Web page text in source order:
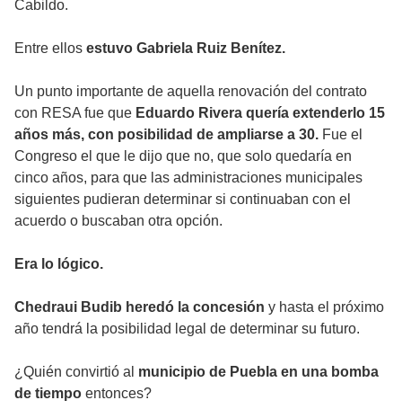
Cabildo.
Entre ellos estuvo Gabriela Ruiz Benítez.
Un punto importante de aquella renovación del contrato
con RESA fue que Eduardo Rivera quería extenderlo 15
años más, con posibilidad de ampliarse a 30. Fue el
Congreso el que le dijo que no, que solo quedaría en
cinco años, para que las administraciones municipales
siguientes pudieran determinar si continuaban con el
acuerdo o buscaban otra opción.
Era lo lógico.
Chedraui Budib heredó la concesión y hasta el próximo
año tendrá la posibilidad legal de determinar su futuro.
¿Quién convirtió al municipio de Puebla en una bomba
de tiempo entonces?